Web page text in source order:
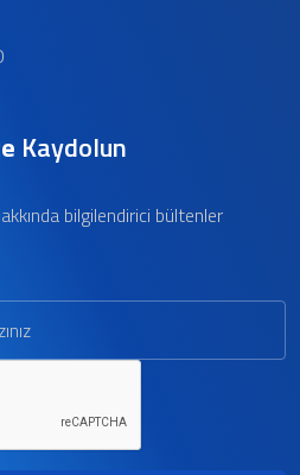
Kaydolun
bilgilendirici bültenler